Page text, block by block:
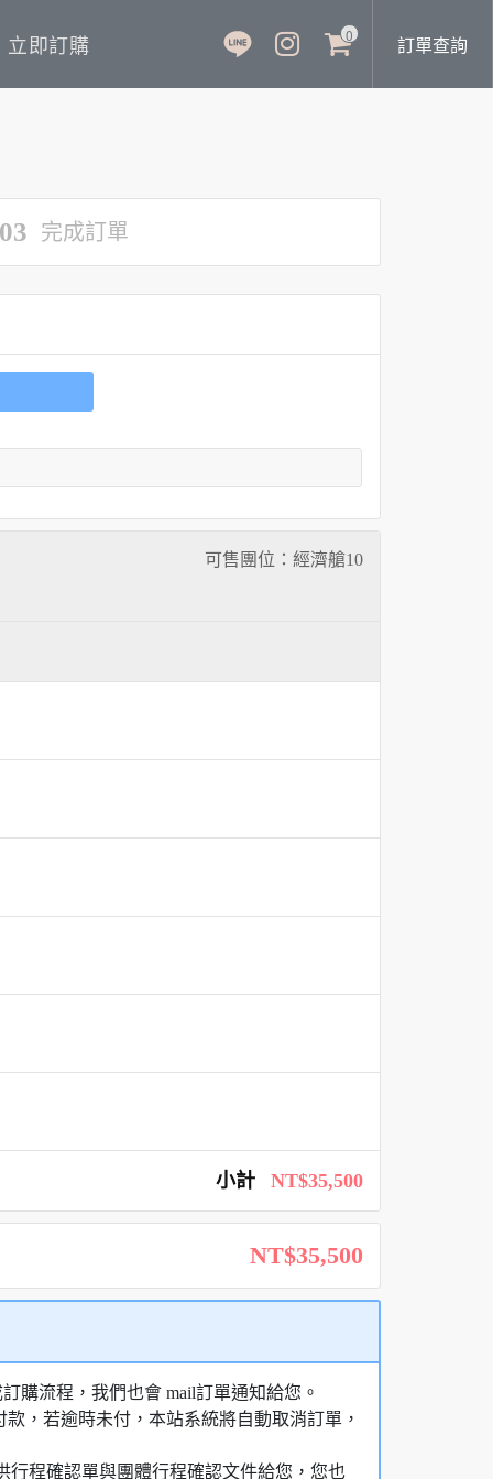
立即訂購 0 訂單查詢
完成訂單
可售團位：經濟艙10
小計 NT$35,500
NT$35,500
購流程，我們也會 mail訂單通知給您。
，若逾時未付，本站系統將自動取消訂單，
行程確認單與團體行程確認文件給您，您也